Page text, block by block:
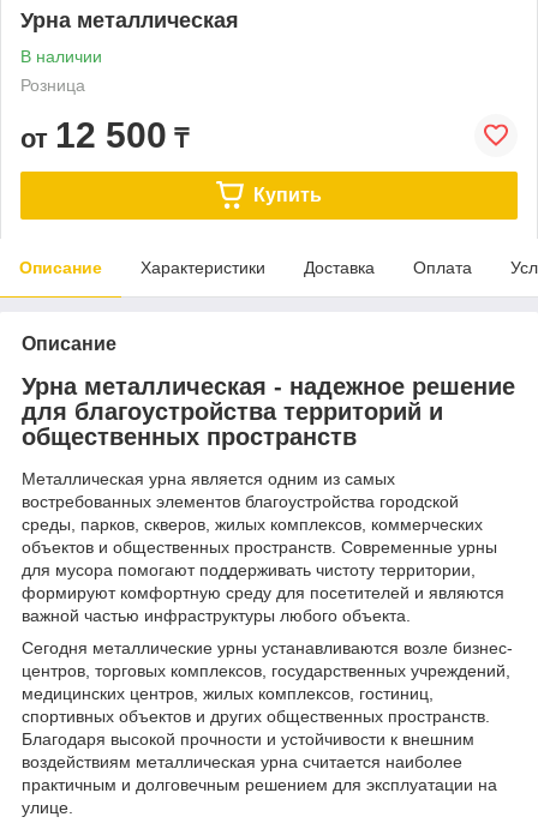
Урна металлическая
В наличии
Розница
от 12 500 ₸
Купить
Описание Характеристики Доставка Оплата
Описание
Урна металлическая - надежное решение
для благоустройства территорий и
общественных пространств
Металлическая урна является одним из самых
востребованных элементов благоустройства городской
среды, парков, скверов, жилых комплексов, коммерческих
объектов и общественных пространств. Современные урны
для мусора помогают поддерживать чистоту территории,
формируют комфортную среду для посетителей и являются
важной частью инфраструктуры любого объекта.
Сегодня металлические урны устанавливаются возле бизнес-
центров, торговых комплексов, государственных учреждений,
медицинских центров, жилых комплексов, гостиниц,
спортивных объектов и других общественных пространств.
Благодаря высокой прочности и устойчивости к внешним
воздействиям металлическая урна считается наиболее
практичным и долговечным решением для эксплуатации на
улице.